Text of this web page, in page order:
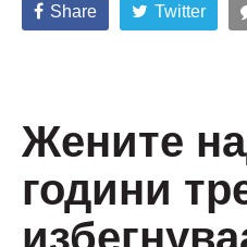
Share Twitter
Жените
години